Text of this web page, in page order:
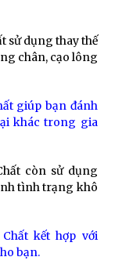
sử dụng thay thế
chân, cạo lông
giúp bạn đánh
khác trong gia
còn sử dụng
tình trạng khô
kết hợp với
bạn.